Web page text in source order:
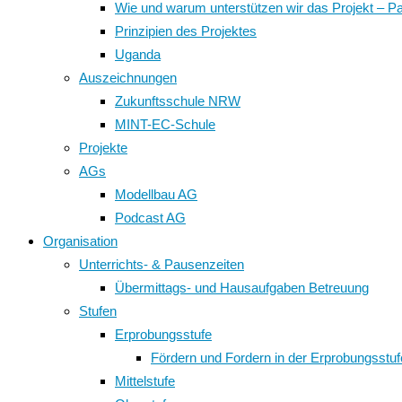
Wie und warum unterstützen wir das Projekt –
Prinzipien des Projektes
Uganda
Auszeichnungen
Zukunftsschule NRW
MINT-EC-Schule
Projekte
AGs
Modellbau AG
Podcast AG
Organisation
Unterrichts- & Pausenzeiten
Übermittags- und Hausaufgaben Betreuung
Stufen
Erprobungsstufe
Fördern und Fordern in der
Mittelstufe